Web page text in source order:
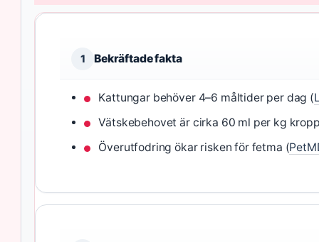
1 Bekräftade fakta
Kattungar behöver 4–6 måltider per dag (
Vätskebehovet är cirka 60 ml per kg
Överutfodring ökar risken för fetma (